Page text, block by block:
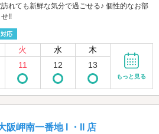
れても新鮮な気分で過ごせる♪ 個性的なお部
!!
応
火 水 木
11 12 13
もっと見る
阪岬南一番地 I ・II 店